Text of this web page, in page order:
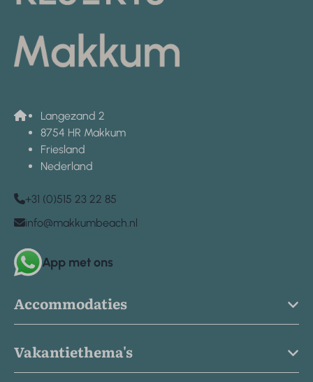
Langezand 2
8754 HR Makkum
Friesland
Nederland
+31 (0)515 23 22 85
info@makkumbeach.nl
App met ons
Accommodaties
Vakantiethema's